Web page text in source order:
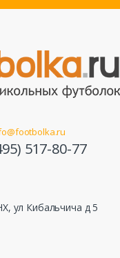
517-80-77
ул Кибальчича д 5